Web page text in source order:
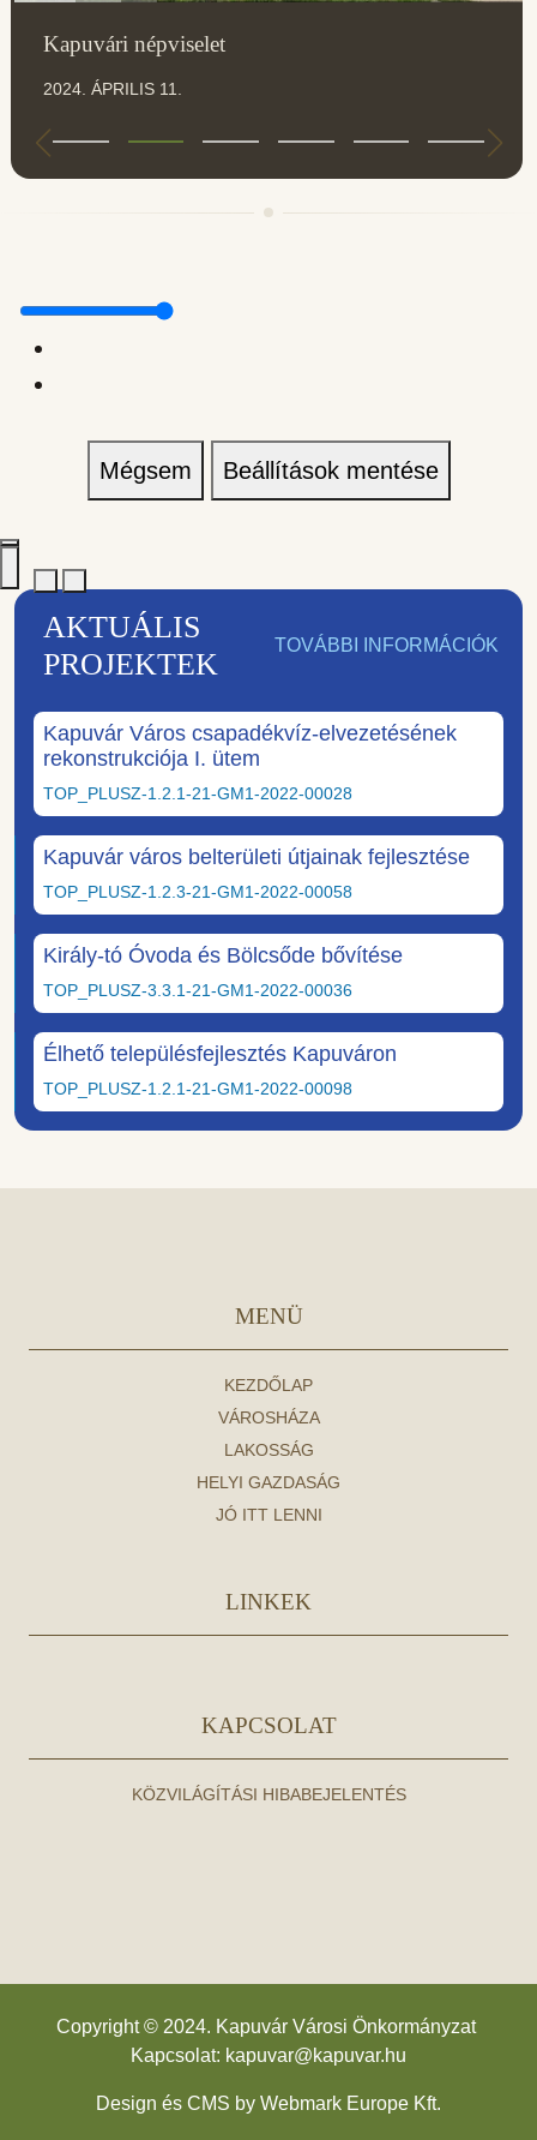
Kapuvári népviselet
2024. ÁPRILIS 11.
Mégsem Beállítások mentése
AKTUÁLIS
PROJEKTEK
TOVÁBBI INFORMÁCIÓK
Kapuvár Város csapadékvíz-elvezetésének
rekonstrukciója I. ütem
TOP_PLUSZ-1.2.1-21-GM1-2022-00028
Kapuvár város belterületi útjainak fejlesztése
TOP_PLUSZ-1.2.3-21-GM1-2022-00058
Király-tó Óvoda és Bölcsőde bővítése
TOP_PLUSZ-3.3.1-21-GM1-2022-00036
Élhető településfejlesztés Kapuváron
TOP_PLUSZ-1.2.1-21-GM1-2022-00098
MENÜ
KEZDŐLAP
VÁROSHÁZA
LAKOSSÁG
HELYI GAZDASÁG
JÓ ITT LENNI
LINKEK
KAPCSOLAT
KÖZVILÁGÍTÁSI HIBABEJELENTÉS
Copyright © 2024. Kapuvár Városi Önkormányzat
Kapcsolat: kapuvar@kapuvar.hu
Design és CMS by Webmark Europe Kft.